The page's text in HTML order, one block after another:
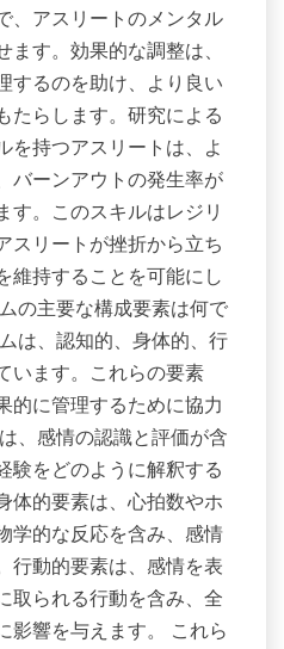
、アスリートのメンタル
す。効果的な調整は、
するのを助け、より良い
たらします。研究による
を持つアスリートは、よ
バーンアウトの発生率が
す。このスキルはレジリ
スリートが挫折から立ち
維持することを可能にし
の主要な構成要素は何で
は、認知的、身体的、行
います。これらの要素
的に管理するために協力
、感情の認識と評価が含
験をどのように解釈する
体的要素は、心拍数やホ
学的な反応を含み、感情
行動的要素は、感情を表
取られる行動を含み、全
影響を与えます。 これら